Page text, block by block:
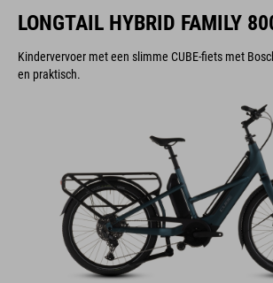
LONGTAIL HYBRID FAMILY
Kindervervoer met een slimme CUBE-fiets met
en praktisch.